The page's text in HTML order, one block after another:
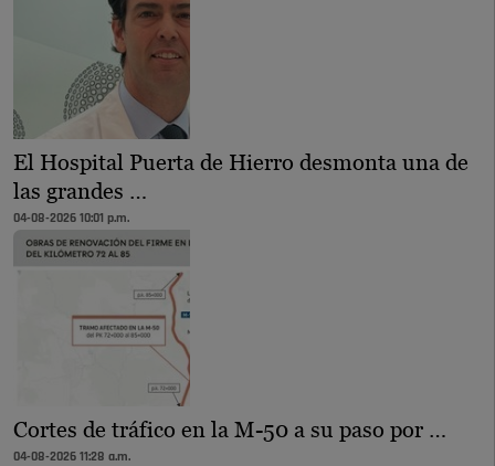
El Hospital Puerta de Hierro desmonta una de
las grandes …
04-08-2026 10:01 p.m.
Cortes de tráfico en la M-50 a su paso por …
04-08-2026 11:28 a.m.